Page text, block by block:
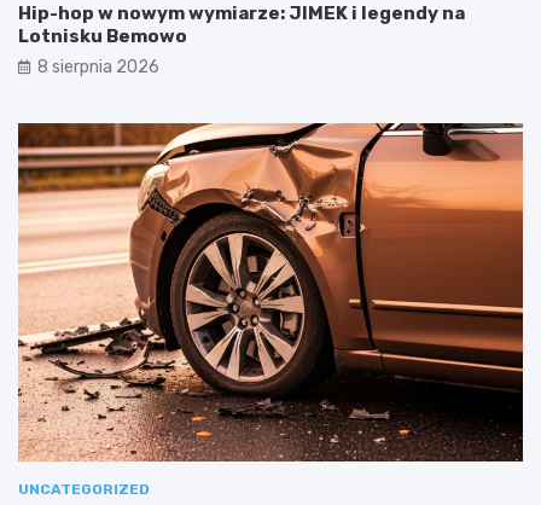
Hip-hop w nowym wymiarze: JIMEK i legendy na
Lotnisku Bemowo
8 sierpnia 2026
UNCATEGORIZED